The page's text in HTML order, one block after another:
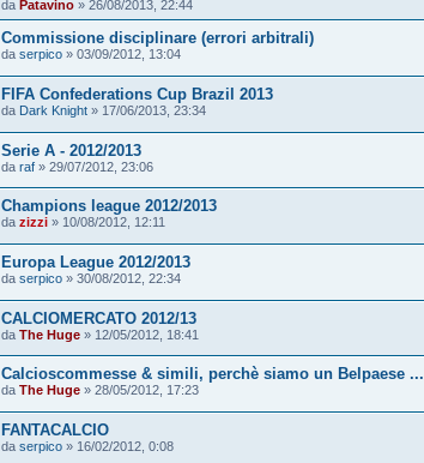
da Patavino » 26/08/2013, 22:44
Commissione disciplinare (errori arbitrali)
da serpico » 03/09/2012, 13:04
FIFA Confederations Cup Brazil 2013
da Dark Knight » 17/06/2013, 23:34
Serie A - 2012/2013
da raf » 29/07/2012, 23:06
Champions league 2012/2013
da zizzi » 10/08/2012, 12:11
Europa League 2012/2013
da serpico » 30/08/2012, 22:34
CALCIOMERCATO 2012/13
da The Huge » 12/05/2012, 18:41
Calcioscommesse & simili, perchè siamo un Belpaese ...
da The Huge » 28/05/2012, 17:23
FANTACALCIO
da serpico » 16/02/2012, 0:08